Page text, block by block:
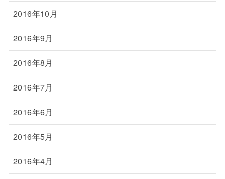
2016年10月
2016年9月
2016年8月
2016年7月
2016年6月
2016年5月
2016年4月